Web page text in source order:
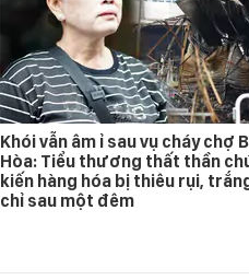
Khói vẫn âm ỉ sau vụ cháy chợ
Hòa: Tiểu thương thất thần
kiến hàng hóa bị thiêu rụi,
chỉ sau một đêm